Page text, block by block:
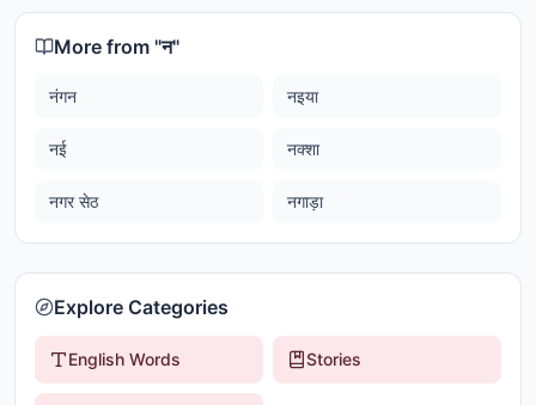
More from "न"
नंगन नइया
नई नक्शा
नगर सेठ नगाड़ा
Explore Categories
English Words Stories